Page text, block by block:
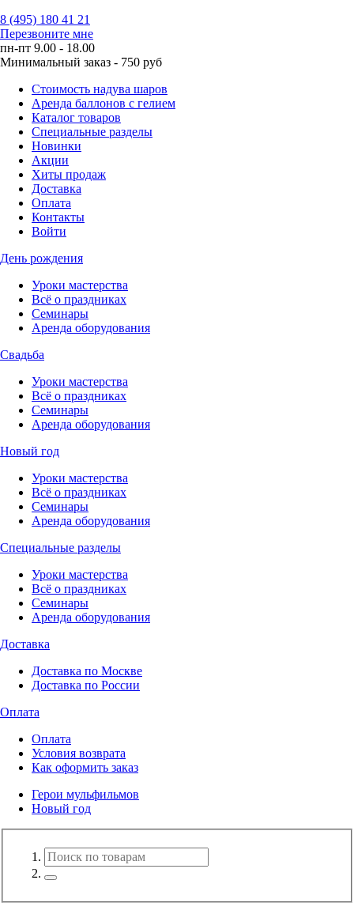
8 (495) 180 41 21
Перезвоните мне
пн-пт 9.00 - 18.00
Минимальный заказ - 750 руб
Стоимость надува шаров
Аренда баллонов с гелием
Каталог товаров
Специальные разделы
Новинки
Акции
Хиты продаж
Доставка
Оплата
Контакты
Войти
День рождения
Уроки мастерства
Всё о праздниках
Семинары
Аренда оборудования
Свадьба
Уроки мастерства
Всё о праздниках
Семинары
Аренда оборудования
Новый год
Уроки мастерства
Всё о праздниках
Семинары
Аренда оборудования
Специальные разделы
Уроки мастерства
Всё о праздниках
Семинары
Аренда оборудования
Доставка
Доставка по Москве
Доставка по России
Оплата
Оплата
Условия возврата
Как оформить заказ
Герои мульфильмов
Новый год